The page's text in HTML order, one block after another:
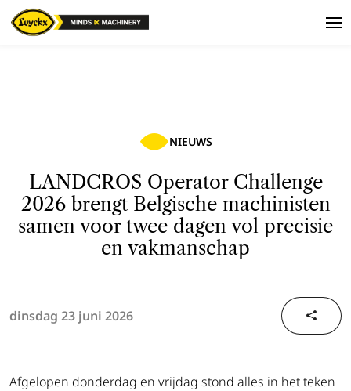
NIEUWS
LANDCROS Operator Challenge
2026 brengt Belgische machinisten
samen voor twee dagen vol precisie
en vakmanschap
dinsdag 23 juni 2026
Afgelopen donderdag en vrijdag stond alles in het teken